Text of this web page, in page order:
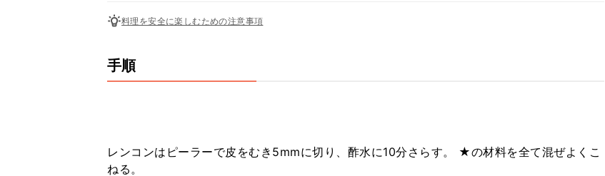
料理を安全に楽しむための注意事項
手順
レンコンはピーラーで皮をむき5mmに切り、酢水に10分さらす。 ★の材料を全て混ぜよくこ
ねる。